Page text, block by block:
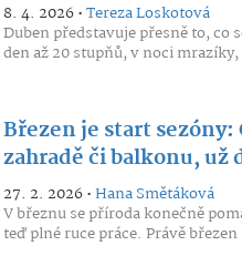
8. 4. 2026 •Tereza Loskotová
Duben představuje přesně to, co
den až 20 stupňů, v noci
Březen je start
zahradě či balkonu, už
27. 2. 2026 •Hana Smětáková
V březnu se příroda konečně
teď plné ruce práce. Právě